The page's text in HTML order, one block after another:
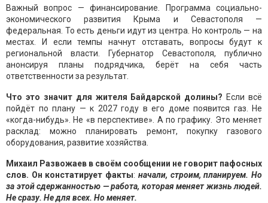
Важный вопрос — финансирование. Программа социально-
экономического развития Крыма и Севастополя —
федеральная. То есть деньги идут из центра. Но контроль — на
местах. И если темпы начнут отставать, вопросы будут к
региональной власти. Губернатор Севастополя, публично
анонсируя планы подрядчика, берёт на себя часть
ответственности за результат.
Что это значит для жителя Байдарской долины? Если всё
пойдёт по плану — к 2027 году в его доме появится газ. Не
«когда-нибудь». Не «в перспективе». А по графику. Это меняет
расклад: можно планировать ремонт, покупку газового
оборудования, развитие хозяйства.
Михаил Развожаев в своём сообщении не говорит пафосных
слов. Он констатирует факты: начали, строим, планируем. Но
за этой сдержанностью — работа, которая меняет жизнь людей.
Не сразу. Не для всех. Но меняет.